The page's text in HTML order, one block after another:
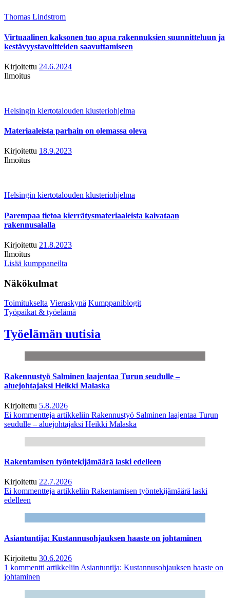
Thomas Lindstrom
Virtuaalinen kaksonen tuo apua rakennuksien suunnitteluun ja
kestävyystavoitteiden saavuttamiseen
Kirjoitettu 24.6.2024
Ilmoitus
Helsingin kiertotalouden klusteriohjelma
Materiaaleista parhain on olemassa oleva
Kirjoitettu 18.9.2023
Ilmoitus
Helsingin kiertotalouden klusteriohjelma
Parempaa tietoa kierrätysmateriaaleista kaivataan
rakennusalalla
Kirjoitettu 21.8.2023
Ilmoitus
Lisää kumppaneilta
Näkökulmat
Toimitukselta Vieraskynä Kumppaniblogit
Työpaikat & työelämä
Työelämän uutisia
Rakennustyö Salminen laajentaa Turun seudulle –
aluejohtajaksi Heikki Malaska
Kirjoitettu 5.8.2026
Ei kommentteja artikkeliin Rakennustyö Salminen laajentaa Turun
seudulle – aluejohtajaksi Heikki Malaska
Rakentamisen työntekijämäärä laski edelleen
Kirjoitettu 22.7.2026
Ei kommentteja artikkeliin Rakentamisen työntekijämäärä laski
edelleen
Asiantuntija: Kustannusohjauksen haaste on johtaminen
Kirjoitettu 30.6.2026
1 kommentti artikkeliin Asiantuntija: Kustannusohjauksen haaste on
johtaminen